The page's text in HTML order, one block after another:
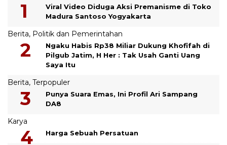
Viral Video Diduga Aksi Premanisme di Toko
Madura Santoso Yogyakarta
Berita, Politik dan Pemerintahan
Ngaku Habis Rp38 Miliar Dukung Khofifah di
Pilgub Jatim, H Her : Tak Usah Ganti Uang
Saya Itu
Berita, Terpopuler
Punya Suara Emas, Ini Profil Ari Sampang
DA8
Karya
Harga Sebuah Persatuan